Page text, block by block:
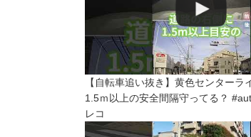
【自転車追い抜き】黄色センターラ
1.5ｍ以上の安全間隔守ってる？
レコ